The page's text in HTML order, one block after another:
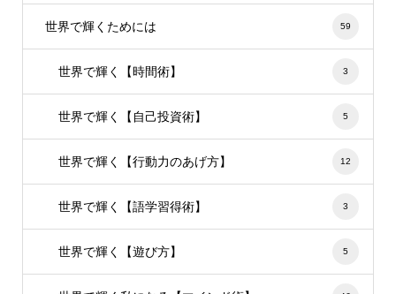
世界で輝くためには 59
世界で輝く【時間術】 3
世界で輝く【自己投資術】 5
世界で輝く【行動力のあげ方】 12
世界で輝く【語学習得術】 3
世界で輝く【遊び方】 5